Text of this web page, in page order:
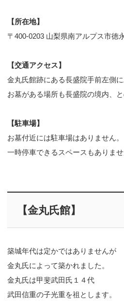
【所在地】
〒400-0203 山梨県南アルプス市徳
【交通アクセス】
金丸氏館跡にある長盛院手前左側に
お墓がある場所も長盛院の境内、と
【駐車場】
お墓付近には駐車場はありません。
一時停車できるスペースもありませ
【金丸氏館】
築城年代は定かではありませんが
金丸氏によって築かれました。
金丸氏は甲斐武田氏１４代
武田信重の子光重を祖とします。